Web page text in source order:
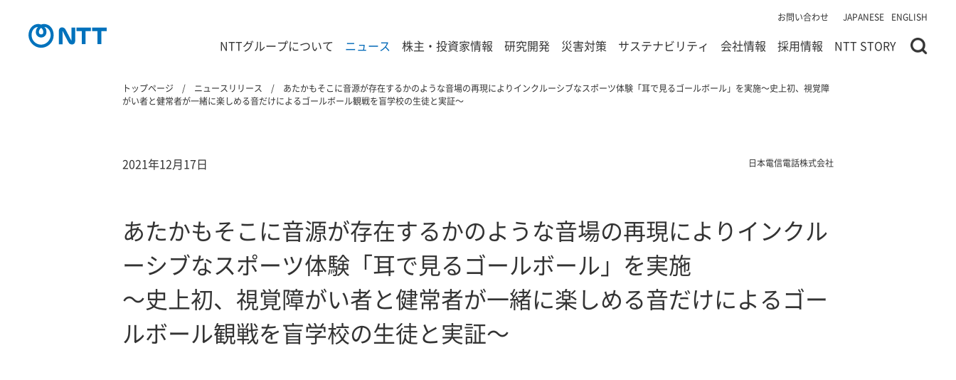
お問い合わせ JAPANESE ENGLISH
NTTグループについて ニュース 株主・投資家情報 研究開発 災害対策 サステナビリティ 会社情報 採用情報 NTT STORY
トップページ ニュースリリース
あたかもそこに音源が存在するかのような音場の再現によりインクルーシブなスポーツ体験「耳で見るゴールボール」を実施～史上初、視覚障
がい者と健常者が一緒に楽しめる音だけによるゴールボール観戦を盲学校の生徒と実証～
2021年12月17日 日本電信電話株式会社
あたかもそこに音源が存在するかのような音場の再現によりインクル
ーシブなスポーツ体験「耳で見るゴールボール」を実施
～史上初、視覚障がい者と健常者が一緒に楽しめる音だけによるゴー
ルボール観戦を盲学校の生徒と実証～